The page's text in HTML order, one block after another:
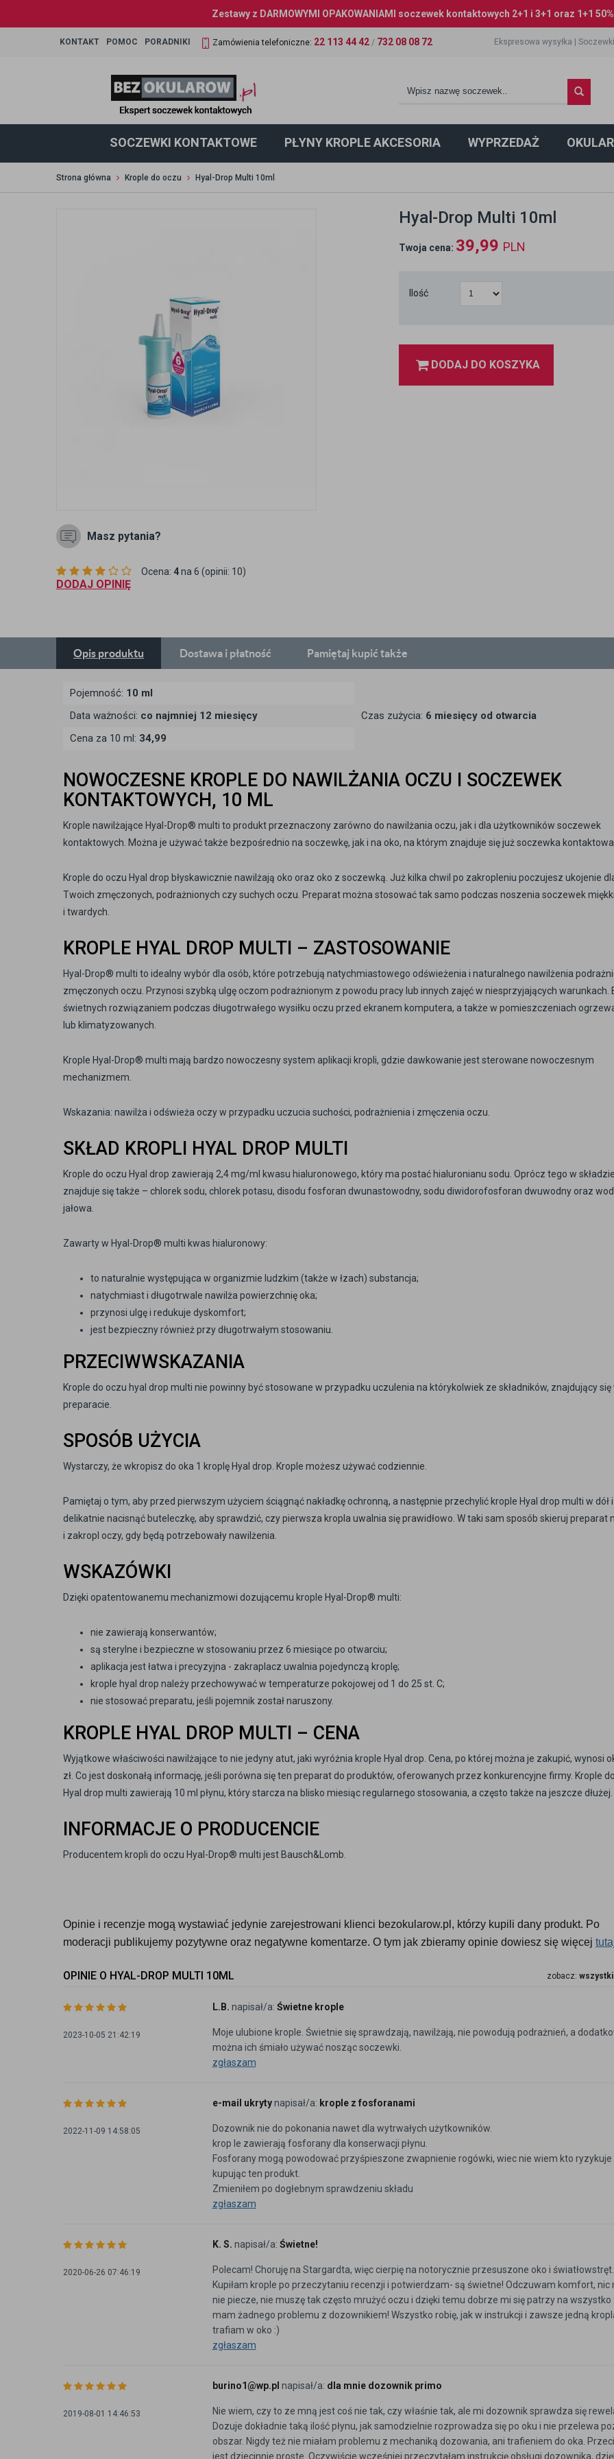
Zestawy z DARMOWYMI OPAKOWANIAMI soczewek kontaktowych 2+1 i 3+1 oraz 1+1
KONTAKT POMOC PORADNIKI Zamówienia telefoniczne: 22 113 44 42 / 732 08 08 72 Ekspresowa wysyłka |
SOCZEWKI KONTAKTOWE PŁYNY KROPLE AKCESORIA WYPRZEDAŻ
Strona główna Krople do oczu Hyal-Drop Multi 10ml
Masz pytania?
Ocena: 4na 6 (opinii: 10)
DODAJ OPINIĘ
Hyal-Drop Multi 10ml
Twoja cena: 39,99 PLN
Ilość
DODAJ DO KOSZYKA
Opis produktu Dostawa i płatność Pamiętaj kupić także
Pojemność: 10 ml
Data ważności: co najmniej 12 miesięcy Czas zużycia: 6 miesięcy od otwarcia
Cena za 10 ml: 34,99
NOWOCZESNE KROPLE DO NAWILŻANIA OCZU I SOCZEWEK
KONTAKTOWYCH, 10 ML
Krople nawilżające Hyal-Drop® multi to produkt przeznaczony zarówno do nawilżania oczu, jak i dla użytkowników soczewek
kontaktowych. Można je używać także bezpośrednio na soczewkę, jak i na oko, na którym znajduje się już soczewka kontaktowa.
Krople do oczu Hyal drop błyskawicznie nawilżają oko oraz oko z soczewką. Już kilka chwil po zakropleniu poczujesz ukojenie
Twoich zmęczonych, podrażnionych czy suchych oczu. Preparat można stosować tak samo podczas noszenia soczewek
i twardych.
KROPLE HYAL DROP MULTI – ZASTOSOWANIE
Hyal-Drop® multi to idealny wybór dla osób, które potrzebują natychmiastowego odświeżenia i naturalnego nawilżenia
zmęczonych oczu. Przynosi szybką ulgę oczom podrażnionym z powodu pracy lub innych zajęć w niesprzyjających warunkach.
świetnych rozwiązaniem podczas długotrwałego wysiłku oczu przed ekranem komputera, a także w pomieszczeniach
lub klimatyzowanych.
Krople Hyal-Drop® multi mają bardzo nowoczesny system aplikacji kropli, gdzie dawkowanie jest sterowane nowoczesnym
mechanizmem.
Wskazania: nawilża i odświeża oczy w przypadku uczucia suchości, podrażnienia i zmęczenia oczu.
SKŁAD KROPLI HYAL DROP MULTI
Krople do oczu Hyal drop zawierają 2,4 mg/ml kwasu hialuronowego, który ma postać hialuronianu sodu. Oprócz tego w składzie
znajduje się także – chlorek sodu, chlorek potasu, disodu fosforan dwunastowodny, sodu diwidorofosforan dwuwodny oraz
jałowa.
Zawarty w Hyal-Drop® multi kwas hialuronowy:
to naturalnie występująca w organizmie ludzkim (także w łzach) substancja;
natychmiast i długotrwale nawilża powierzchnię oka;
przynosi ulgę i redukuje dyskomfort;
jest bezpieczny również przy długotrwałym stosowaniu.
PRZECIWWSKAZANIA
Krople do oczu hyal drop multi nie powinny być stosowane w przypadku uczulenia na którykolwiek ze składników, znajdujący się
preparacie.
SPOSÓB UŻYCIA
Wystarczy, że wkropisz do oka 1 kroplę Hyal drop. Krople możesz używać codziennie.
Pamiętaj o tym, aby przed pierwszym użyciem ściągnąć nakładkę ochronną, a następnie przechylić krople Hyal drop multi w dół i
delikatnie nacisnąć buteleczkę, aby sprawdzić, czy pierwsza kropla uwalnia się prawidłowo. W taki sam sposób skieruj preparat
i zakropl oczy, gdy będą potrzebowały nawilżenia.
WSKAZÓWKI
Dzięki opatentowanemu mechanizmowi dozującemu krople Hyal-Drop® multi:
nie zawierają konserwantów;
są sterylne i bezpieczne w stosowaniu przez 6 miesiące po otwarciu;
aplikacja jest łatwa i precyzyjna - zakraplacz uwalnia pojedynczą kroplę;
krople hyal drop należy przechowywać w temperaturze pokojowej od 1 do 25 st. C;
nie stosować preparatu, jeśli pojemnik został naruszony.
KROPLE HYAL DROP MULTI – CENA
Wyjątkowe właściwości nawilżające to nie jedyny atut, jaki wyróżnia krople Hyal drop. Cena, po której można je zakupić, wynosi
zł. Co jest doskonałą informację, jeśli porówna się ten preparat do produktów, oferowanych przez konkurencyjne firmy. Krople
Hyal drop multi zawierają 10 ml płynu, który starcza na blisko miesiąc regularnego stosowania, a często także na jeszcze dłużej.
INFORMACJE O PRODUCENCIE
Producentem kropli do oczu Hyal-Drop® multi jest Bausch&Lomb.
Opinie i recenzje mogą wystawiać jedynie zarejestrowani klienci bezokularow.pl, którzy kupili dany produkt. Po
moderacji publikujemy pozytywne oraz negatywne komentarze. O tym jak zbieramy opinie dowiesz się więcej
OPINIE O HYAL-DROP MULTI 10ML zobacz:
2023-10-05 21:42:19
L.B. napisał/a: Świetne krople
Moje ulubione krople. Świetnie się sprawdzają, nawilżają, nie powodują podrażnień, a
można ich śmiało używać nosząc soczewki.
zgłaszam
2022-11-09 14:58:05
e-mail ukrytynapisał/a: krople z fosforanami
Dozownik nie do pokonania nawet dla wytrwałych użytkowników.
krop le zawierają fosforany dla konserwacji płynu.
Fosforany mogą powodować przyśpieszone zwapnienie rogówki, wiec nie wiem kto ryzykuje
kupując ten produkt.
Zmieniłem po dogłebnym sprawdzeniu składu
zgłaszam
2020-06-26 07:46:19
K. S. napisał/a: Świetne!
Polecam! Choruję na Stargardta, więc cierpię na notorycznie przesuszone oko i światłowstręt.
Kupiłam krople po przeczytaniu recenzji i potwierdzam- są świetne! Odczuwam komfort, nic
nie piecze, nie muszę tak często mrużyć oczu i dzięki temu dobrze mi się patrzy na wszystko
mam żadnego problemu z dozownikiem! Wszystko robię, jak w instrukcji i zawsze jedną
trafiam w oko :)
zgłaszam
2019-08-01 14:46:53
burino1@wp.pl napisał/a: dla mnie dozownik primo
Nie wiem, czy to ze mną jest coś nie tak, czy właśnie tak, ale mi dozownik sprawdza się
Dozuje dokładnie taką ilość płynu, jak samodzielnie rozprowadza się po oku i nie przelewa
obszar. Nigdy też nie miałam problemu z mechaniką dozowania, ani trafieniem do oka.
jest dziecinnie proste. Oczywiście wcześniej przeczytałam instrukcję obsługi dozownika,